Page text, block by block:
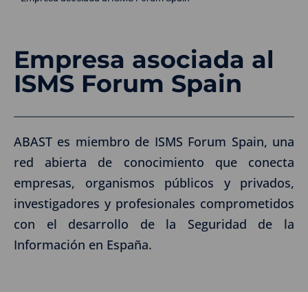
Empresa asociada al
ISMS Forum Spain
ABAST es miembro de ISMS Forum Spain, una
red abierta de conocimiento que conecta
empresas, organismos públicos y privados,
investigadores y profesionales comprometidos
con el desarrollo de la Seguridad de la
Información en España.